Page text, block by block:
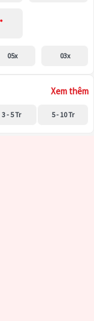
05x 03x
Xem thêm
3 - 5 Tr 5 - 10 Tr